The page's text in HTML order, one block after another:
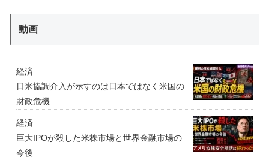
動画
経済
日米協調介入が示すのは日本ではなく米国の
財政危機
経済
巨大IPOが殺した米株市場と世界金融市場の
今後